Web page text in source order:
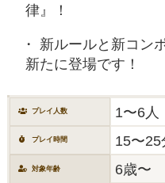
律』！
新ルールと新コン
新たに登場です！
プレイ人数 1〜6人
プレイ時間 15〜25
対象年齢 6歳〜